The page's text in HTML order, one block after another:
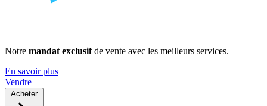
Notre mandat exclusifde vente avec les meilleurs services.
En savoir plus
Vendre
Acheter